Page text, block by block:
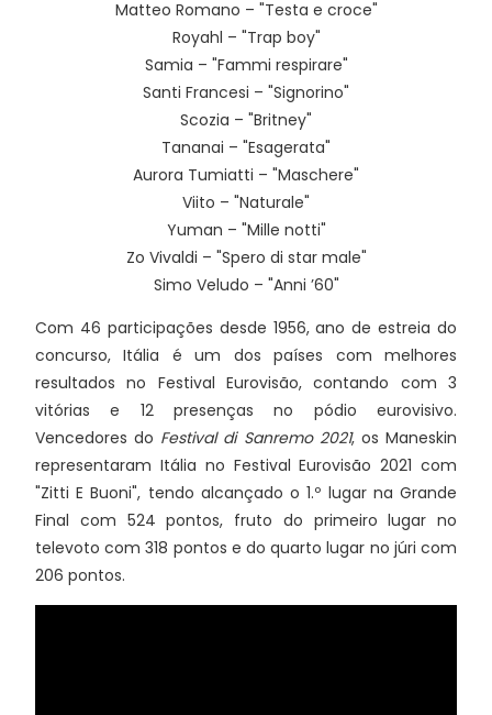
Matteo Romano – "Testa e croce"
Royahl – "Trap boy"
Samia – "Fammi respirare"
Santi Francesi – "Signorino"
Scozia – "Britney"
Tananai – "Esagerata"
Aurora Tumiatti – "Maschere"
Viito – "Naturale"
Yuman – "Mille notti"
Zo Vivaldi – "Spero di star male"
Simo Veludo – "Anni ’60"
Com 46 participações desde 1956, ano de estreia do
concurso, Itália é um dos países com melhores
resultados no Festival Eurovisão, contando com 3
vitórias e 12 presenças no pódio eurovisivo.
Vencedores do Festival di Sanremo 2021, os Maneskin
representaram Itália no Festival Eurovisão 2021 com
"Zitti E Buoni", tendo alcançado o 1.º lugar na Grande
Final com 524 pontos, fruto do primeiro lugar no
televoto com 318 pontos e do quarto lugar no júri com
206 pontos.